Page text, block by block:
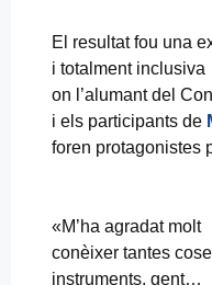
El resultat fou una
i totalment inclusiva
on l’alumant del
i els participants de
foren protagonistes
«M’ha agradat molt
conèixer tantes
instruments, gent…